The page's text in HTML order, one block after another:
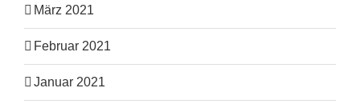
März 2021
Februar 2021
Januar 2021